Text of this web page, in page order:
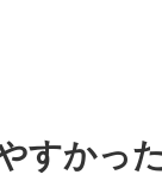
すかっ